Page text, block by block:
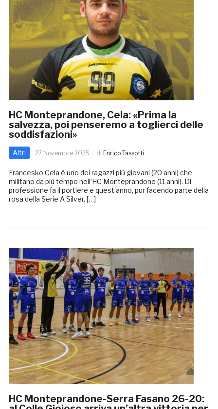
HC Monteprandone, Cela: «Prima la
salvezza, poi penseremo a toglierci delle
soddisfazioni»
Altri 27 Novembre 2025 di Enrico Tassotti
Francesko Cela è uno dei ragazzi più giovani (20 anni) che
militano da più tempo nell‘HC Monteprandone (11 anni). Di
professione fa il portiere e quest’anno, pur facendo parte della
rosa della Serie A Silver, […]
HC Monteprandone-Serra Fasano 26-20: